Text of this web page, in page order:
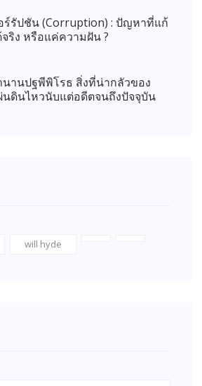
ร์รัปชัน (Corruption) : ปัญหาที่แก้
ริง หรือแค่ความฝัน ?
นานปฐพีพิโรธ สิ่งที่น่ากลัวของ
นดินไหวนับแต่อดีตจนถึงปัจจุบัน
will hyde